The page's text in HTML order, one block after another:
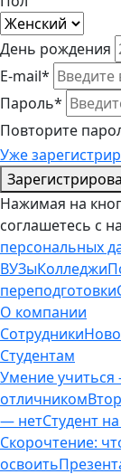
День рождения
E-mail*
Пароль*
Повторите
Уже
Нажимая на
соглашетесь с
персональных
ВУЗыКолледжи
переподготовки
О компании
Сотрудники
Студентам
Умение учиться
отличником
— нетСтудент
Скорочтение:
освоить